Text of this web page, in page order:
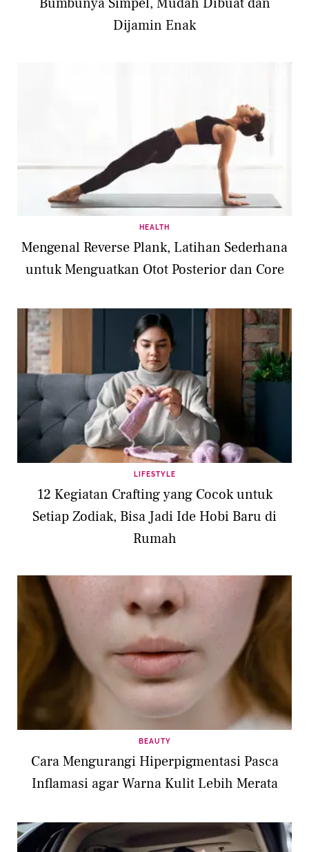
Dijamin Enak
HEALTH
Mengenal Reverse Plank, Latihan Sederhana
untuk Menguatkan Otot Posterior dan Core
LIFESTYLE
12 Kegiatan Crafting yang Cocok untuk
Setiap Zodiak, Bisa Jadi Ide Hobi Baru di
Rumah
BEAUTY
Cara Mengurangi Hiperpigmentasi Pasca
Inflamasi agar Warna Kulit Lebih Merata